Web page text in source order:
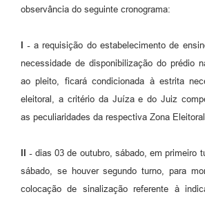
observância do seguinte cronograma:
I - a requisição do estabelecimento de
necessidade de disponibilização do prédio
ao pleito, ficará condicionada à estrita
eleitoral, a critério da Juíza e do Juiz
as peculiaridades da respectiva Zona
II -dias 03 de outubro, sábado, em primeiro
sábado, se houver segundo turno, para
colocação de sinalização referente à